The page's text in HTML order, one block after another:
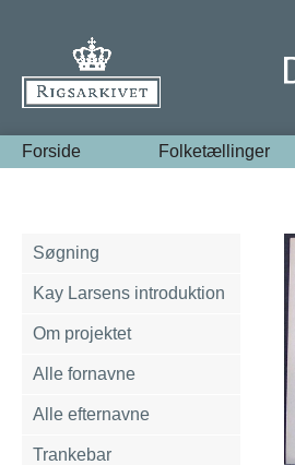
Forside Folketællinger
Søgning
Kay Larsens introduktion
Om projektet
Alle fornavne
Alle efternavne
Trankebar